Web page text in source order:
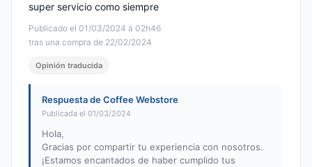
Publicado el 01/03/2024 à 02h46
tras una compra de 22/02/2024
super servicio como siempre
Opinión traducida
Respuesta de Coffee Webstore
Publicada el 01/03/2024
Hola,
Gracias por compartir tu experiencia con nosotros.
¡Estamos encantados de haber cumplido tus